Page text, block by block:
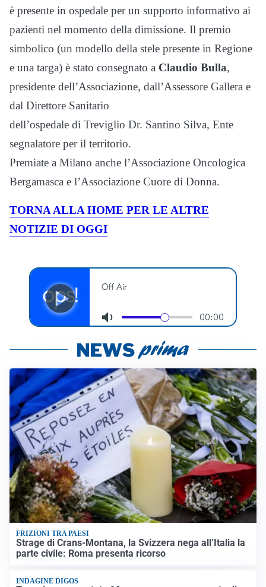
è presente in ospedale per un supporto informativo ai
pazienti nel momento della dimissione. Il premio
simbolico (un modello della stele presente in Regione
e una targa) è stato consegnato a Claudio Bulla,
presidente dell’Associazione, dall’Assessore Gallera e
dal Direttore Sanitario
dell’ospedale di Treviglio Dr. Santino Silva, Ente
segnalatore per il territorio.
Premiate a Milano anche l’Associazione Oncologica
Bergamasca e l’Associazione Cuore di Donna.
TORNA ALLA HOME PER LE ALTRE
NOTIZIE DI OGGI
FRIZIONI TRA PAESI
Strage di Crans-Montana, la Svizzera nega all’Italia la
parte civile: Roma presenta ricorso
INDAGINE DIGOS